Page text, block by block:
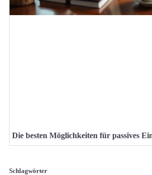
Die besten Möglichkeiten für passives
Schlagwörter